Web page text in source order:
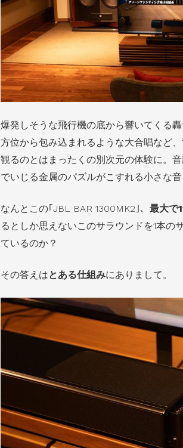
爆発しそうな飛行機の底から響いてくる
方位から包み込まれるような大合唱など
観るのとはまったくの別次元の体験に。
でいじる金属のパズルがこすれる小さな
なんとこの｢JBL BAR 1300MK2｣、 最大で
るとしか思えないこのサラウンドを1本
ているのか？
その答えはとある仕組みにありまして。